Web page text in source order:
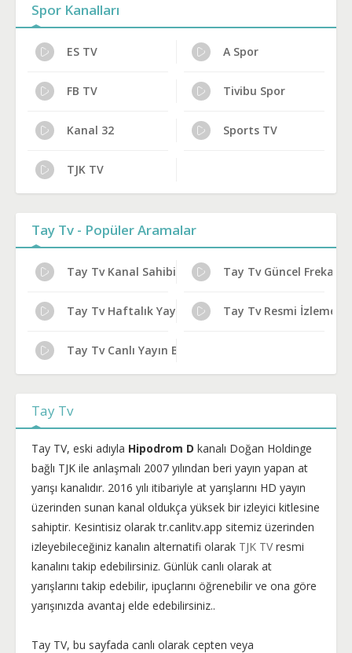
Spor Kanalları
ES TV A Spor
FB TV Tivibu Spor
Kanal 32 Sports TV
TJK TV
Tay Tv - Popüler Aramalar
Tay Tv Kanal Sahibi Kim? Tay Tv Güncel Frekans
Tay Tv Haftalık Yayın Planı Tay Tv Resmi İzleme
Tay Tv Canlı Yayın Bilgileri
Tay Tv
Tay TV, eski adıyla Hipodrom D kanalı Doğan Holdinge
bağlı TJK ile anlaşmalı 2007 yılından beri yayın yapan at
yarışı kanalıdır. 2016 yılı itibariyle at yarışlarını HD yayın
üzerinden sunan kanal oldukça yüksek bir izleyici kitlesine
sahiptir. Kesintisiz olarak tr.canlitv.app sitemiz üzerinden
izleyebileceğiniz kanalın alternatifi olarak TJK TVresmi
kanalını takip edebilirsiniz. Günlük canlı olarak at
yarışlarını takip edebilir, ipuçlarını öğrenebilir ve ona göre
yarışınızda avantaj elde edebilirsiniz..
Tay TV, bu sayfada canlı olarak cepten veya